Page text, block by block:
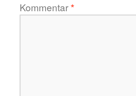
Kommentar*